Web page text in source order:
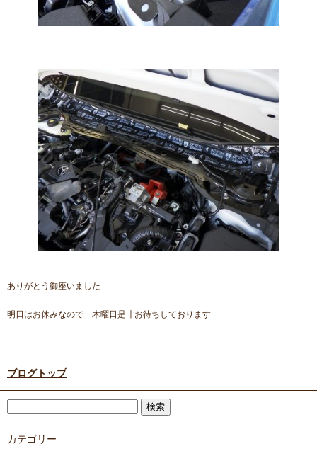
ありがとう御座いました
明日はお休みなので 木曜日是非お待ちしております
ブログトップ
カテゴリー